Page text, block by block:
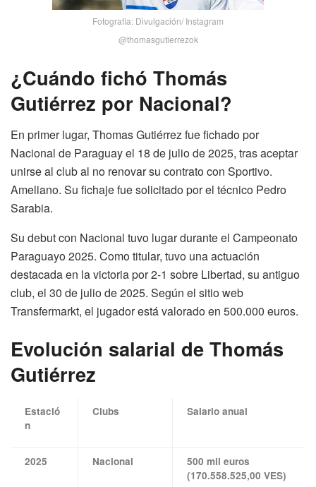
Fotografia: Divulgación/ Instagram
@thomasgutierrezok
¿Cuándo fichó Thomás
Gutiérrez por Nacional?
En primer lugar, Thomas Gutiérrez fue fichado por
Nacional de Paraguay el 18 de julio de 2025, tras aceptar
unirse al club al no renovar su contrato con Sportivo.
Ameliano. Su fichaje fue solicitado por el técnico Pedro
Sarabia.
Su debut con Nacional tuvo lugar durante el Campeonato
Paraguayo 2025. Como titular, tuvo una actuación
destacada en la victoria por 2-1 sobre Libertad, su antiguo
club, el 30 de julio de 2025. Según el sitio web
Transfermarkt, el jugador está valorado en 500.000 euros.
Evolución salarial de Thomás
Gutiérrez
Estació
n
Clubs Salario anual
2025 Nacional
500 mil euros
(170.558.525,00 VES)